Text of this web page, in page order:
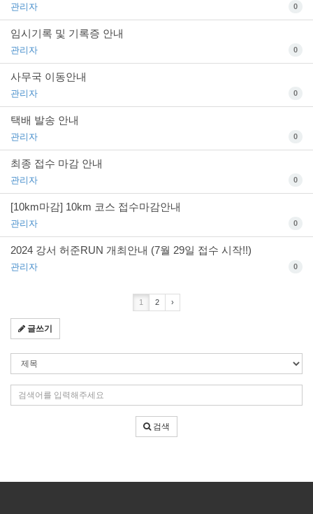
관리자 0
임시기록 및 기록증 안내
관리자 0
사무국 이동안내
관리자 0
택배 발송 안내
관리자 0
최종 접수 마감 안내
관리자 0
[10km마감] 10km 코스 접수마감안내
관리자 0
2024 강서 허준RUN 개최안내 (7월 29일 접수 시작!!)
관리자 0
1 2 ›
글쓰기
색
조
색
어
입
검색